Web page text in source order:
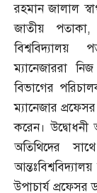
রহমান জালাল
জাতীয় পতাকা
বিশ্ববিদ্যালয়
ম্যানেজাররা
বিভাগের
ম্যানেজার
করেন। উদ্বোধনী
অতিথিদের
উপাচার্য প্রফেসর